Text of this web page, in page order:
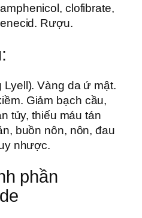
clofibrate,
Rượu.
Vàng da ứ mật.
Giảm bạch cầu,
tủy, thiếu máu tán
buồn nôn, nôn, đau
nhược.
phần